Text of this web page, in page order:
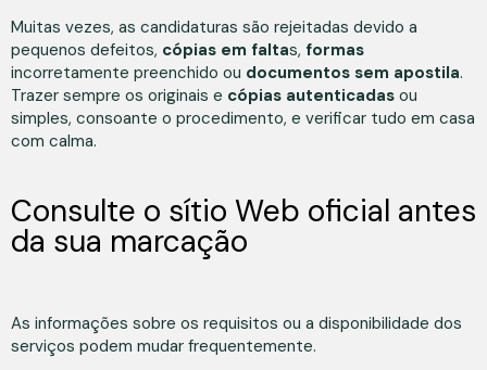
Muitas vezes, as candidaturas são rejeitadas devido a
pequenos defeitos, cópias em faltas, formas
incorretamente preenchido ou documentos sem apostila.
Trazer sempre os originais e cópias autenticadas ou
simples, consoante o procedimento, e verificar tudo em casa
com calma.
Consulte o sítio Web oficial antes
da sua marcação
As informações sobre os requisitos ou a disponibilidade dos
serviços podem mudar frequentemente.